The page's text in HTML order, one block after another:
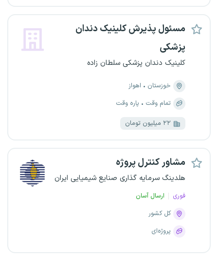
مسئول پذیرش کلینیک دندان
پزشکی
کلینیک دندان پزشکی سلطان زاده
خوزستان
اهواز
تمام وقت
پاره وقت
۲۲ میلیون تومان
مشاور کنترل پروژه
هلدینگ سرمایه گذاری صنایع شیمیایی ایران
فوری
ارسال آسان
کل کشور
پروژه‌ای